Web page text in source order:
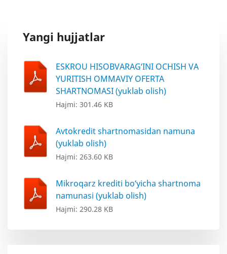
Yangi hujjatlar
ESKROU HISOBVARAG‘INI OCHISH VA
YURITISH OMMAVIY OFERTA
SHARTNOMASI (yuklab olish)
Hajmi: 301.46 KB
Avtokredit shartnomasidan namuna
(yuklab olish)
Hajmi: 263.60 KB
Mikroqarz krediti bo‘yicha shartnoma
namunasi (yuklab olish)
Hajmi: 290.28 KB